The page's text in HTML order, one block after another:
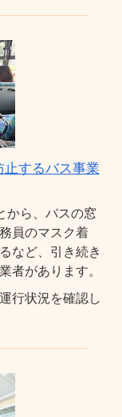
するバス事業
から、バスの窓
員のマスク着
など、引き続き
者があります。
行状況を確認し